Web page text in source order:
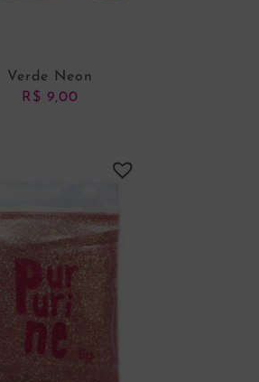
Verde Neon
R$ 9,00